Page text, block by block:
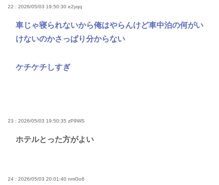
22 : 2026/05/03 19:50:30 e2yqq
車じゃ寝られないから俺はやらんけど車中泊の何がい
けないのかさっぱり分からない
ケチケチしすぎ
23 : 2026/05/03 19:50:35 zP9WS
ホテルとった方がよい
24 : 2026/05/03 20:01:40 nmGo6